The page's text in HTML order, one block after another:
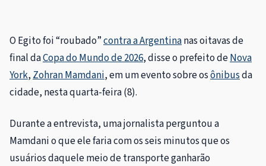
O Egito foi “roubado”contra a Argentinanas oitavas de
final daCopa do Mundo de 2026, disse o prefeito deNova
York, Zohran Mamdani, em um evento sobre osônibusda
cidade, nesta quarta-feira (8).
Durante a entrevista, uma jornalista perguntou a
Mamdani o que ele faria com os seis minutos que os
usuários daquele meio de transporte ganharão